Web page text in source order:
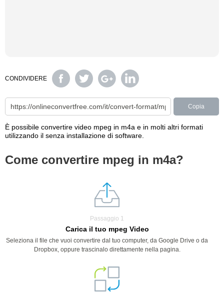
CONDIVIDERE
Copia
È possibile convertire video mpeg in m4a e in molti altri formati
utilizzando il senza installazione di software.
Come convertire mpeg in m4a?
Passaggio 1
Carica il tuo mpeg Video
Seleziona il file che vuoi convertire dal tuo computer, da Google Drive o da
Dropbox, oppure trascinalo direttamente nella pagina.